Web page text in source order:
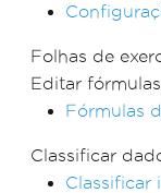
Folhas de
Editar fórmulas
Fórmulas
Classificar
Classificar